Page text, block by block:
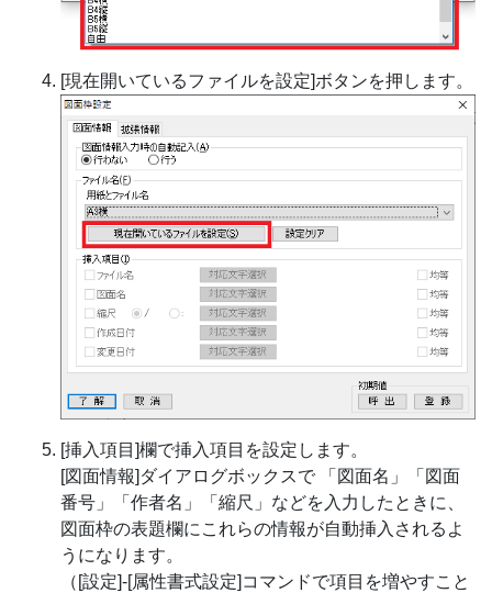
[現在開いているファイルを設定]ボタンを押します。
[挿入項目]欄で挿入項目を設定します。
[図面情報]ダイアログボックスで 「図面名」「図面
番号」「作者名」「縮尺」などを入力したときに、
図面枠の表題欄にこれらの情報が自動挿入されるよ
うになります。
（[設定]-[属性書式設定]コマンドで項目を増やすこと